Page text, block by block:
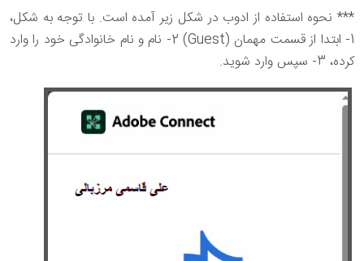
*** نحوه استفاده از ادوب در شکل زیر آمده است. با توجه به شکل،
1- ابتدا از قسمت مهمان (Guest) 2- نام و نام خانوادگی خود را وارد
کرده، 3- سپس وارد شوید.